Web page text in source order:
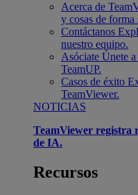
Acerca de
y cosas de forma
Contáctanos
nuestro equipo.
Asóciate Únete
TeamUP.
Casos de éxito
TeamViewer.
NOTICIAS
TeamViewer registra
de IA.
Recursos